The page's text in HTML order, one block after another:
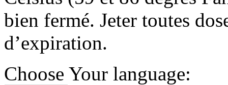
bien fermé. Jeter toutes
d’expiration.
Choose Your language: